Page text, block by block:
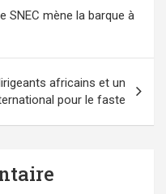
SNEC mène la barque à
africains et un
pour le faste